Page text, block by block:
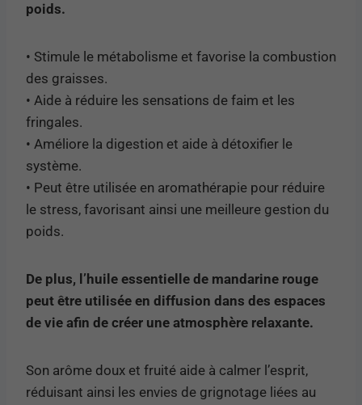
poids.
• Stimule le métabolisme et favorise la combustion
des graisses.
• Aide à réduire les sensations de faim et les
fringales.
• Améliore la digestion et aide à détoxifier le
système.
• Peut être utilisée en aromathérapie pour réduire
le stress, favorisant ainsi une meilleure gestion du
poids.
De plus, l’huile essentielle de mandarine rouge
peut être utilisée en diffusion dans des espaces
de vie afin de créer une atmosphère relaxante.
Son arôme doux et fruité aide à calmer l’esprit,
réduisant ainsi les envies de grignotage liées au